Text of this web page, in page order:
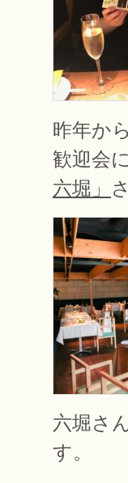
昨年か
歓迎会
六堀」
六堀さ
す。